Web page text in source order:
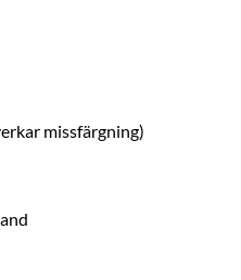
missfärgning)